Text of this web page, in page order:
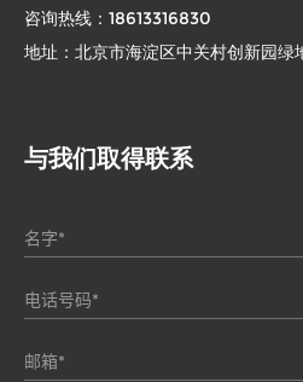
咨询热线： 18613316830
地址：北京市海淀区中关村创新园绿
与我们取得联系